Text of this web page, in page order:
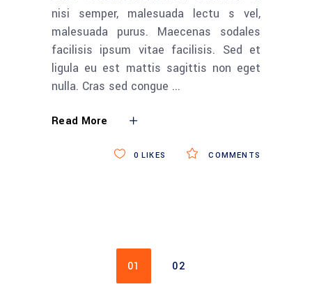
nisi semper, malesuada lectu s vel,
malesuada purus. Maecenas sodales
facilisis ipsum vitae facilisis. Sed et
ligula eu est mattis sagittis non eget
nulla. Cras sed congue
Read More
COMMENTS
0 LIKES
01 02